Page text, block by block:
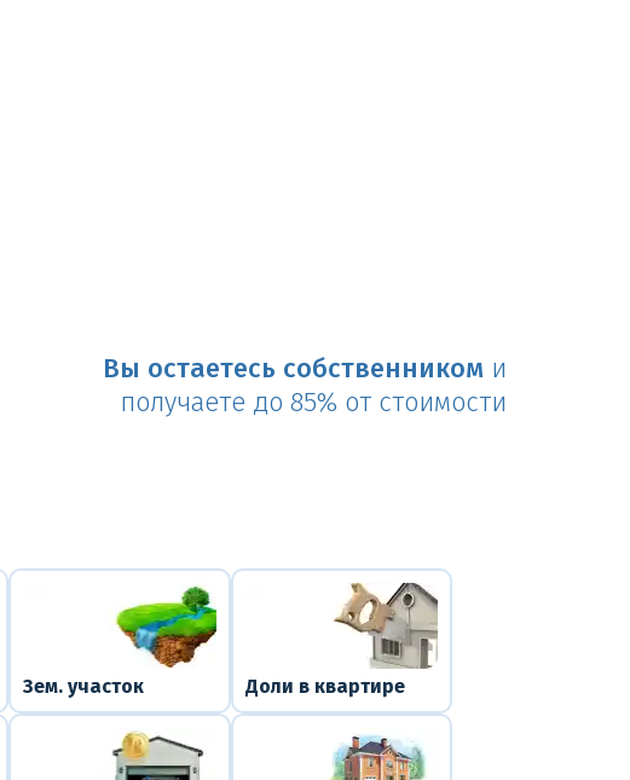
Вы остаетесь собственником и
получаете до 85% от стоимости
Зем. участок Доли в квартире